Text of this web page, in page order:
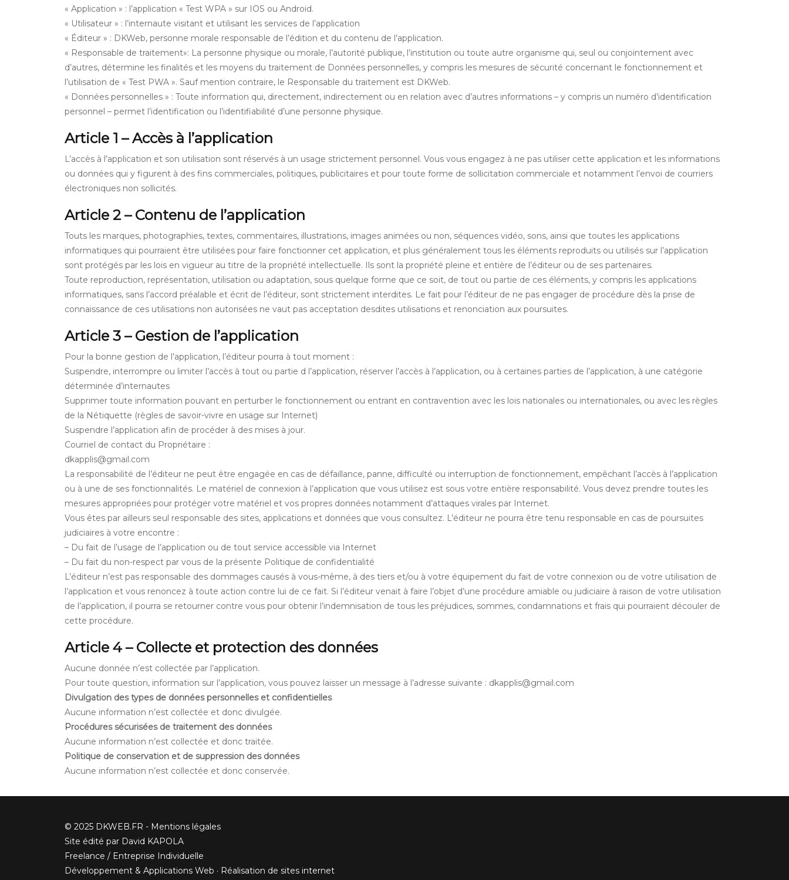
« Application » : l’application « Test WPA » sur IOS ou Android.
« Utilisateur » : l’internaute visitant et utilisant les services de l’application
« Éditeur » : DKWeb, personne morale responsable de l’édition et du contenu de l’application.
« Responsable de traitement»: La personne physique ou morale, l’autorité publique, l’institution ou toute autre organisme qui, seul ou conjointement avec
d’autres, détermine les finalités et les moyens du traitement de Données personnelles, y compris les mesures de sécurité concernant le fonctionnement et
l’utilisation de « Test PWA ». Sauf mention contraire, le Responsable du traitement est DKWeb.
« Données personnelles » : Toute information qui, directement, indirectement ou en relation avec d’autres informations – y compris un numéro d’identification
personnel – permet l’identification ou l’identifiabilité d’une personne physique.
Article 1 – Accès à l’application
L’accès à l’application et son utilisation sont réservés à un usage strictement personnel. Vous vous engagez à ne pas utiliser cette application et les informations
ou données qui y figurent à des fins commerciales, politiques, publicitaires et pour toute forme de sollicitation commerciale et notamment l’envoi de courriers
électroniques non sollicités.
Article 2 – Contenu de l’application
Touts les marques, photographies, textes, commentaires, illustrations, images animées ou non, séquences vidéo, sons, ainsi que toutes les applications
informatiques qui pourraient être utilisées pour faire fonctionner cet application, et plus généralement tous les éléments reproduits ou utilisés sur l’application
sont protégés par les lois en vigueur au titre de la propriété intellectuelle. Ils sont la propriété pleine et entière de l’éditeur ou de ses partenaires.
Toute reproduction, représentation, utilisation ou adaptation, sous quelque forme que ce soit, de tout ou partie de ces éléments, y compris les applications
informatiques, sans l’accord préalable et écrit de l’éditeur, sont strictement interdites. Le fait pour l’éditeur de ne pas engager de procédure dès la prise de
connaissance de ces utilisations non autorisées ne vaut pas acceptation desdites utilisations et renonciation aux poursuites.
Article 3 – Gestion de l’application
Pour la bonne gestion de l’application, l’éditeur pourra à tout moment :
Suspendre, interrompre ou limiter l’accès à tout ou partie d l’application, réserver l’accès à l’application, ou à certaines parties de l’application, à une catégorie
déterminée d’internautes
Supprimer toute information pouvant en perturber le fonctionnement ou entrant en contravention avec les lois nationales ou internationales, ou avec les règles
de la Nétiquette (règles de savoir-vivre en usage sur Internet)
Suspendre l’application afin de procéder à des mises à jour.
Courriel de contact du Propriétaire :
dkapplis@gmail.com
La responsabilité de l’éditeur ne peut être engagée en cas de défaillance, panne, difficulté ou interruption de fonctionnement, empêchant l’accès à l’application
ou à une de ses fonctionnalités. Le matériel de connexion à l’application que vous utilisez est sous votre entière responsabilité. Vous devez prendre toutes les
mesures appropriées pour protéger votre matériel et vos propres données notamment d’attaques virales par Internet.
Vous êtes par ailleurs seul responsable des sites, applications et données que vous consultez. L’éditeur ne pourra être tenu responsable en cas de poursuites
judiciaires à votre encontre :
– Du fait de l’usage de l’application ou de tout service accessible via Internet
– Du fait du non-respect par vous de la présente Politique de confidentialité
L’éditeur n’est pas responsable des dommages causés à vous-même, à des tiers et/ou à votre équipement du fait de votre connexion ou de votre utilisation de
l’application et vous renoncez à toute action contre lui de ce fait. Si l’éditeur venait à faire l’objet d’une procédure amiable ou judiciaire à raison de votre utilisation
de l’application, il pourra se retourner contre vous pour obtenir l’indemnisation de tous les préjudices, sommes, condamnations et frais qui pourraient découler de
cette procédure.
Article 4 – Collecte et protection des données
Aucune donnée n’est collectée par l’application.
Pour toute question, information sur l’application, vous pouvez laisser un message à l’adresse suivante : dkapplis@gmail.com
Divulgation des types de données personnelles et confidentielles
Aucune information n’est collectée et donc divulgée.
Procédures sécurisées de traitement des données
Aucune information n’est collectée et donc traitée.
Politique de conservation et de suppression des données
Aucune information n’est collectée et donc conservée.
© 2025 DKWEB.FR - Mentions légales
Site édité par David KAPOLA
Freelance / Entreprise Individuelle
Développement & Applications Web · Réalisation de sites internet